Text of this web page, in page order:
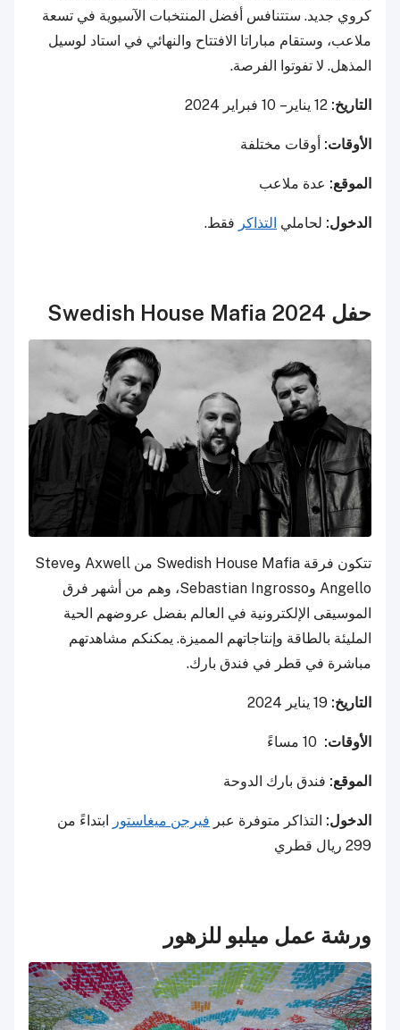
كروي جديد. ستتنافس أفضل المنتخبات الآسيوية في تسعة
ملاعب، وستقام مباراتا الافتتاح والنهائي في استاد لوسيل
المذهل. لا تفوتوا الفرصة.
التاريخ: 12 يناير – 10 فبراير 2024
الأوقات: أوقات مختلفة
الموقع: عدة ملاعب
الدخول: لحاملي التذاكر فقط.
حفل Swedish House Mafia 2024
تتكون فرقة Swedish House Mafia من Axwell وSteve
Angello وSebastian Ingrosso، وهم من أشهر فرق
الموسيقى الإلكترونية في العالم بفضل عروضهم الحية
المليئة بالطاقة وإنتاجاتهم المميزة. يمكنكم مشاهدتهم
مباشرة في قطر في فندق بارك.
التاريخ: 19 يناير 2024
الأوقات:
الموقع: فندق بارك الدوحة
الدخول: التذاكر متوفرة عبر فيرجن ميغاستور ابتداءً من
299 ريال قطري
ورشة عمل ميلبو للزهور